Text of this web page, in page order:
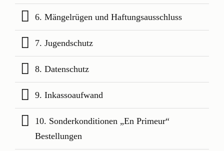
6. Mängelrügen und Haftungsausschluss
7. Jugendschutz
8. Datenschutz
9. Inkassoaufwand
10. Sonderkonditionen „En Primeur“
Bestellungen